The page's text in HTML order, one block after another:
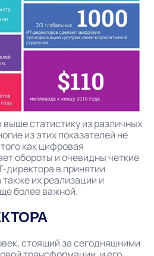
статистику из различных
из этих показателей не
как цифровая
обороты и очевидны четкие
директора в принятии
их реализации и
более важной.
стоящий за сегодняшними